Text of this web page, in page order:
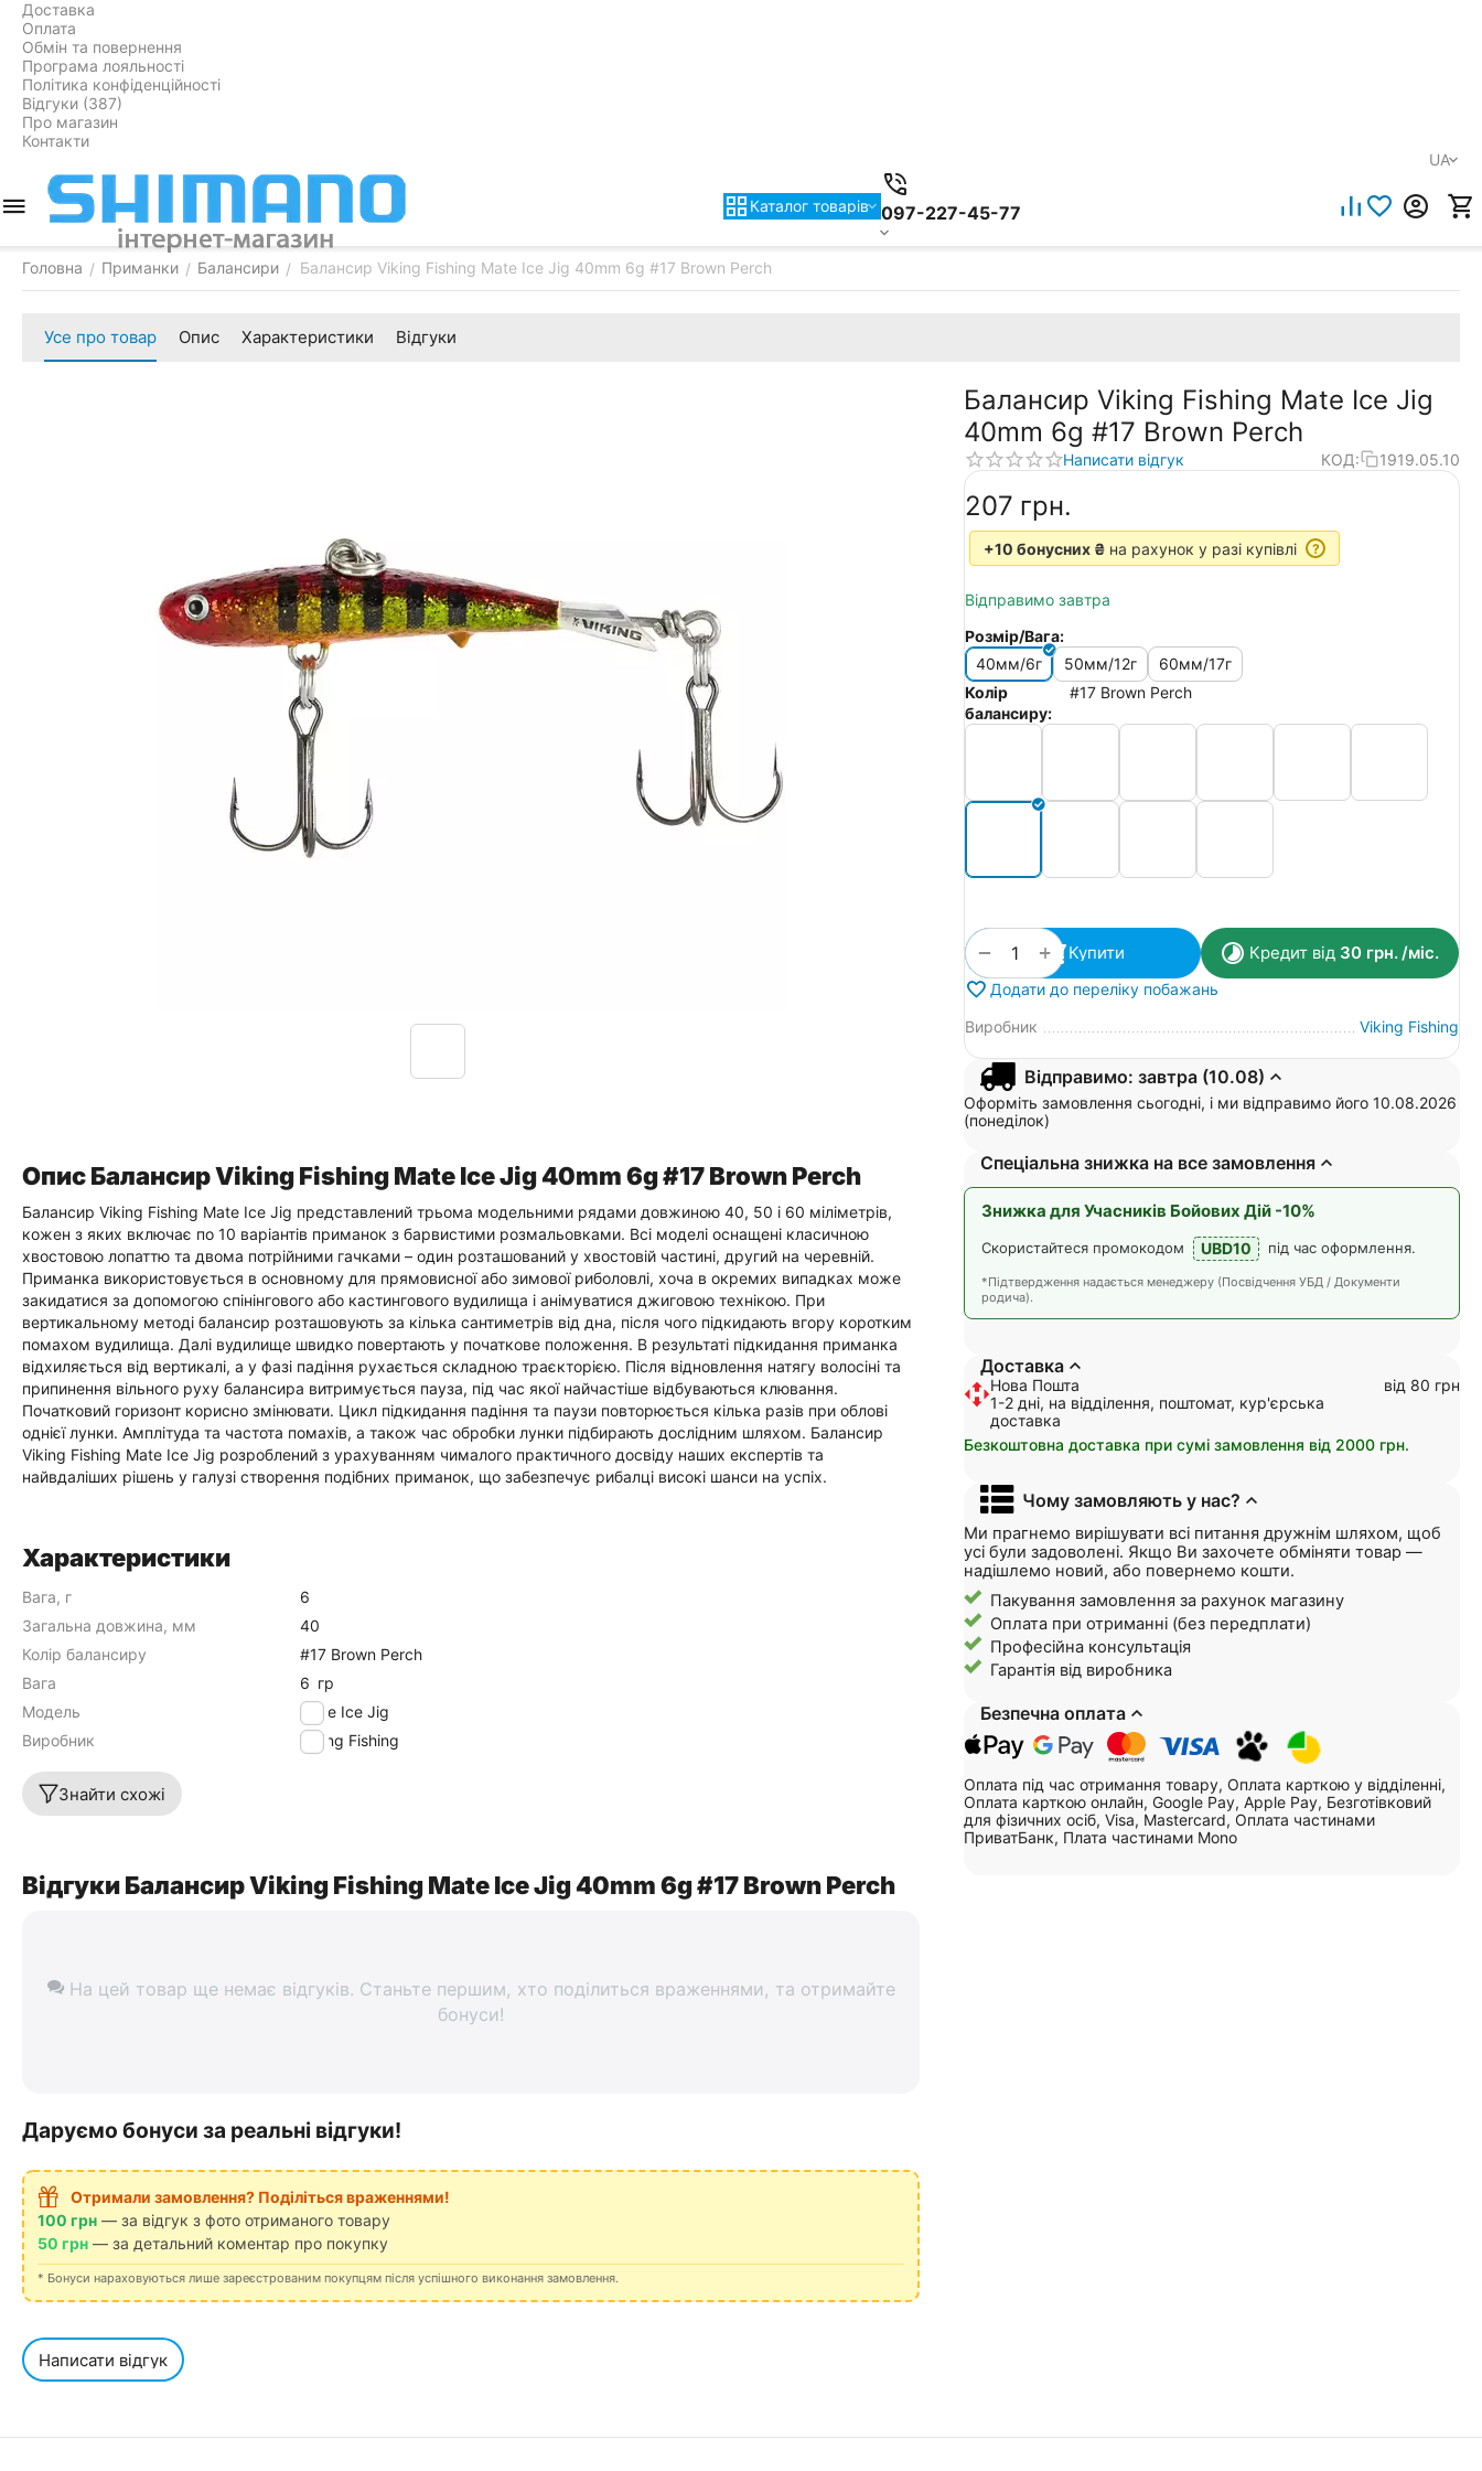
Доставка
Оплата
Обмін та повернення
Програма лояльності
Політика конфіденційності
Відгуки (387)
Про магазин
Контакти
UA
Каталог товарiв 097-227-45-77
Головна / Приманки / Балансири / Балансир Viking Fishing Mate Ice Jig 40mm 6g #17 Brown Perch
Усе про товар Опис Характеристики Відгуки
Балансир Viking Fishing Mate Ice Jig
40mm 6g #17 Brown Perch
Написати відгук КОД: 1919.05.10
‍207‍ грн.
+10 бонусних ₴ на рахунок у разі купівлі ?
Відправимо завтра
Розмір/Вага:
40мм/6г
50мм/12г
60мм/17г
Колір
балансиру:
#17 Brown Perch
+
− Купити Кредит від 30грн./міс.
Додати до переліку побажань
Виробник
Viking Fishing
Відправимо: завтра (10.08)
Оформіть замовлення сьогодні, і ми відправимо його 10.08.2026
(понеділок)
Спеціальна знижка на все замовлення
Знижка для Учасників Бойових Дій -10%
Скористайтеся промокодом UBD10 під час оформлення.
*Підтвердження надається менеджеру (Посвідчення УБД / Документи
родича).
Доставка
Нова Пошта
1-2 дні, на відділення, поштомат, кур'єрська
доставка
від 80 грн
Безкоштовна доставка при сумі замовлення від 2000 грн.
Чому замовляють у нас?
Ми прагнемо вирішувати всі питання дружнім шляхом, щоб
усі були задоволені. Якщо Ви захочете обміняти товар —
надішлемо новий, або повернемо кошти.
Пакування замовлення за рахунок магазину
Оплата при отриманні (без передплати)
Професійна консультація
Гарантія від виробника
Безпечна оплата
Оплата під час отримання товару, Оплата карткою у відділенні,
Оплата карткою онлайн, Google Pay, Apple Pay, Безготівковий
для фізичних осіб, Visa, Mastercard, Оплата частинами
ПриватБанк, Плата частинами Mono
Опис Балансир Viking Fishing Mate Ice Jig 40mm 6g #17 Brown Perch
Балансир Viking Fishing Mate Ice Jig представлений трьома модельними рядами довжиною 40, 50 і 60 міліметрів,
кожен з яких включає по 10 варіантів приманок з барвистими розмальовками. Всі моделі оснащені класичною
хвостовою лопаттю та двома потрійними гачками – один розташований у хвостовій частині, другий на черевній.
Приманка використовується в основному для прямовисної або зимової риболовлі, хоча в окремих випадках може
закидатися за допомогою спінінгового або кастингового вудилища і анімуватися джиговою технікою. При
вертикальному методі балансир розташовують за кілька сантиметрів від дна, після чого підкидають вгору коротким
помахом вудилища. Далі вудилище швидко повертають у початкове положення. В результаті підкидання приманка
відхиляється від вертикалі, а у фазі падіння рухається складною траєкторією. Після відновлення натягу волосіні та
припинення вільного руху балансира витримується пауза, під час якої найчастіше відбуваються клювання.
Початковий горизонт корисно змінювати. Цикл підкидання падіння та паузи повторюється кілька разів при облові
однієї лунки. Амплітуда та частота помахів, а також час обробки лунки підбирають дослідним шляхом. Балансир
Viking Fishing Mate Ice Jig розроблений з урахуванням чималого практичного досвіду наших експертів та
найвдаліших рішень у галузі створення подібних приманок, що забезпечує рибалці високі шанси на успіх.
Характеристики
Вага, г
6
Загальна довжина, мм
40
Колір балансиру
#17 Brown Perch
Вага
6 гр
Модель
Mate Ice Jig
Виробник
Viking Fishing
Знайти схожі
Відгуки Балансир Viking Fishing Mate Ice Jig 40mm 6g #17 Brown Perch
На цей товар ще немає відгуків. Станьте першим, хто поділиться враженнями, та отримайте
бонуси!
Даруємо бонуси за реальні відгуки!
Отримали замовлення? Поділіться враженнями!
100 грн — за відгук з фото отриманого товару
50 грн — за детальний коментар про покупку
* Бонуси нараховуються лише зареєстрованим покупцям після успішного виконання замовлення.
Написати відгук